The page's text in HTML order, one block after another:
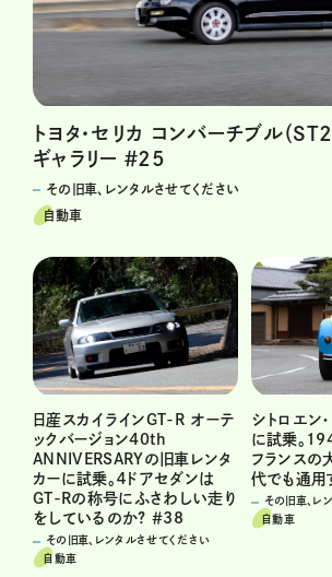
トヨタ・セリカ コンバーチブル（
ギャラリー ＃25
その旧車、レンタルさせてください
自動車
日産スカイラインGT-R オーテ
ックバージョン40th
ANNIVERSARYの旧車レンタ
カーに試乗。４ドアセダンは
GT-Rの称号にふさわしい走り
をしているのか? ＃38
その旧車、レンタルさせてください
自動車
シトロエン
に試乗。
フランスの
代でも通用
その旧車、レ
自動車